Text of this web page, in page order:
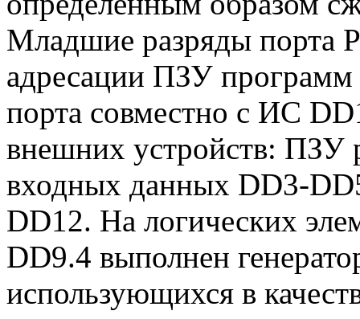
Младшие разряды порта
адресации ПЗУ программ
порта совместно с ИС
внешних устройств: ПЗУ
входных данных DD3-
DD12. На логических
DD9.4 выполнен
использующихся в